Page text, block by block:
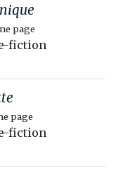
page
fiction
page
fiction